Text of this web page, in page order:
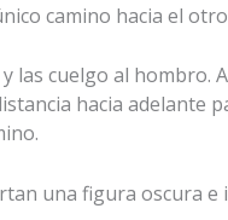
camino hacia el
las cuelgo al hombro.
hacia adelante
una figura oscura e